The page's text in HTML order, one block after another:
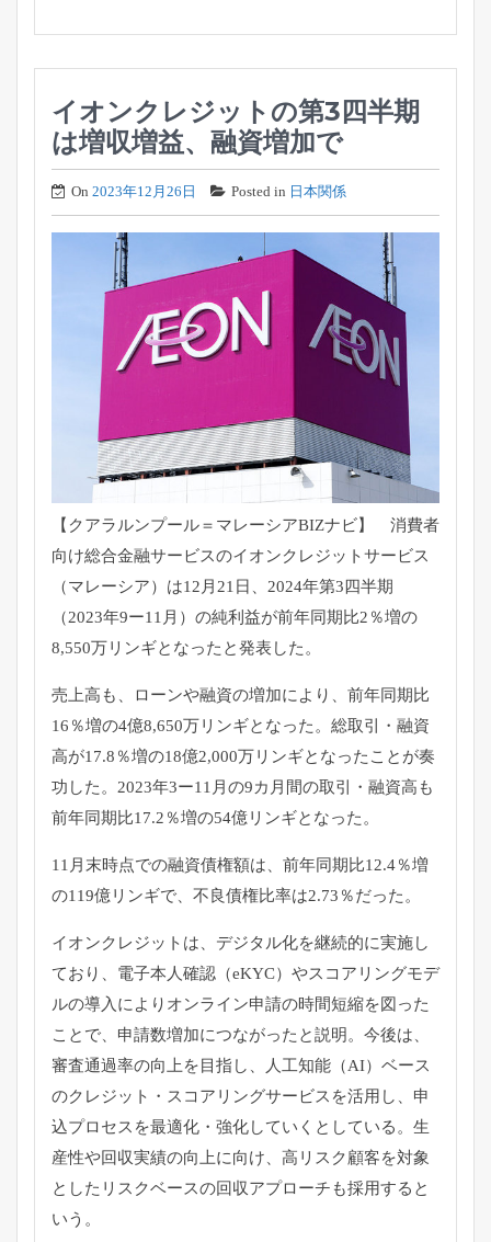
イオンクレジットの第3四半期
は増収増益、融資増加で
On 2023年12月26日 Posted in 日本関係
【クアラルンプール＝マレーシアBIZナビ】 消費者
向け総合金融サービスのイオンクレジットサービス
（マレーシア）は12月21日、2024年第3四半期
（2023年9ー11月）の純利益が前年同期比2％増の
8,550万リンギとなったと発表した。
売上高も、ローンや融資の増加により、前年同期比
16％増の4億8,650万リンギとなった。総取引・融資
高が17.8％増の18億2,000万リンギとなったことが奏
功した。2023年3ー11月の9カ月間の取引・融資高も
前年同期比17.2％増の54億リンギとなった。
11月末時点での融資債権額は、前年同期比12.4％増
の119億リンギで、不良債権比率は2.73％だった。
イオンクレジットは、デジタル化を継続的に実施し
ており、電子本人確認（eKYC）やスコアリングモデ
ルの導入によりオンライン申請の時間短縮を図った
ことで、申請数増加につながったと説明。今後は、
審査通過率の向上を目指し、人工知能（AI）ベース
のクレジット・スコアリングサービスを活用し、申
込プロセスを最適化・強化していくとしている。生
産性や回収実績の向上に向け、高リスク顧客を対象
としたリスクベースの回収アプローチも採用すると
いう。